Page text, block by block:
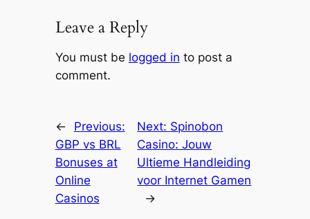
Leave a Reply
You must be logged in to post a
comment.
←
Previous:
GBP vs BRL
Bonuses at
Online
Casinos
Next: Spinobon
Casino: Jouw
Ultieme Handleiding
voor Internet Gamen
→